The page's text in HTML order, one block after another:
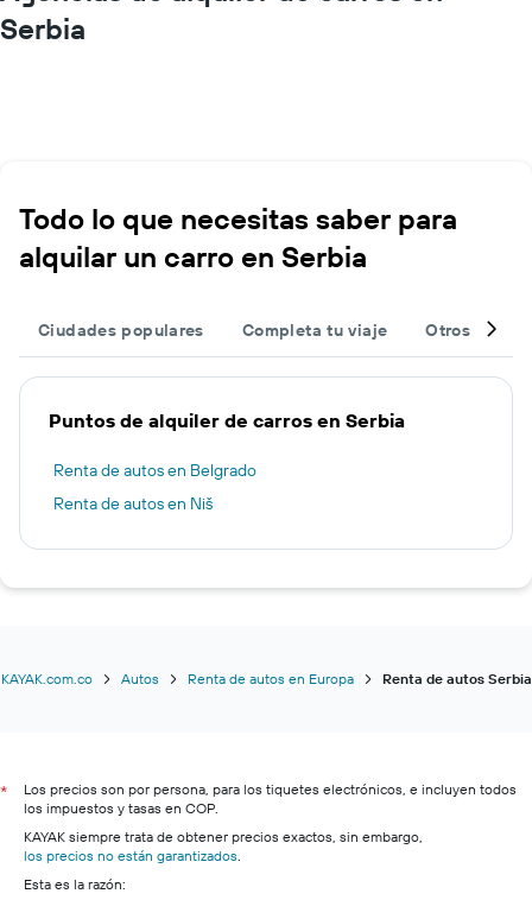
Serbia
Todo lo que necesitas saber para
alquilar un carro en Serbia
Ciudades populares Completa tu viaje Otros
Puntos de alquiler de carros en Serbia
Renta de autos en Belgrado
Renta de autos en Niš
KAYAK.com.co Autos Renta de autos en Europa Renta de autos Serbia
*
Los precios son por persona, para los tiquetes electrónicos, e incluyen todos
los impuestos y tasas en COP.
KAYAK siempre trata de obtener precios exactos, sin embargo,
los precios no están garantizados
Esta es la razón: